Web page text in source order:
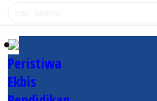
Peristiwa
Ekbis